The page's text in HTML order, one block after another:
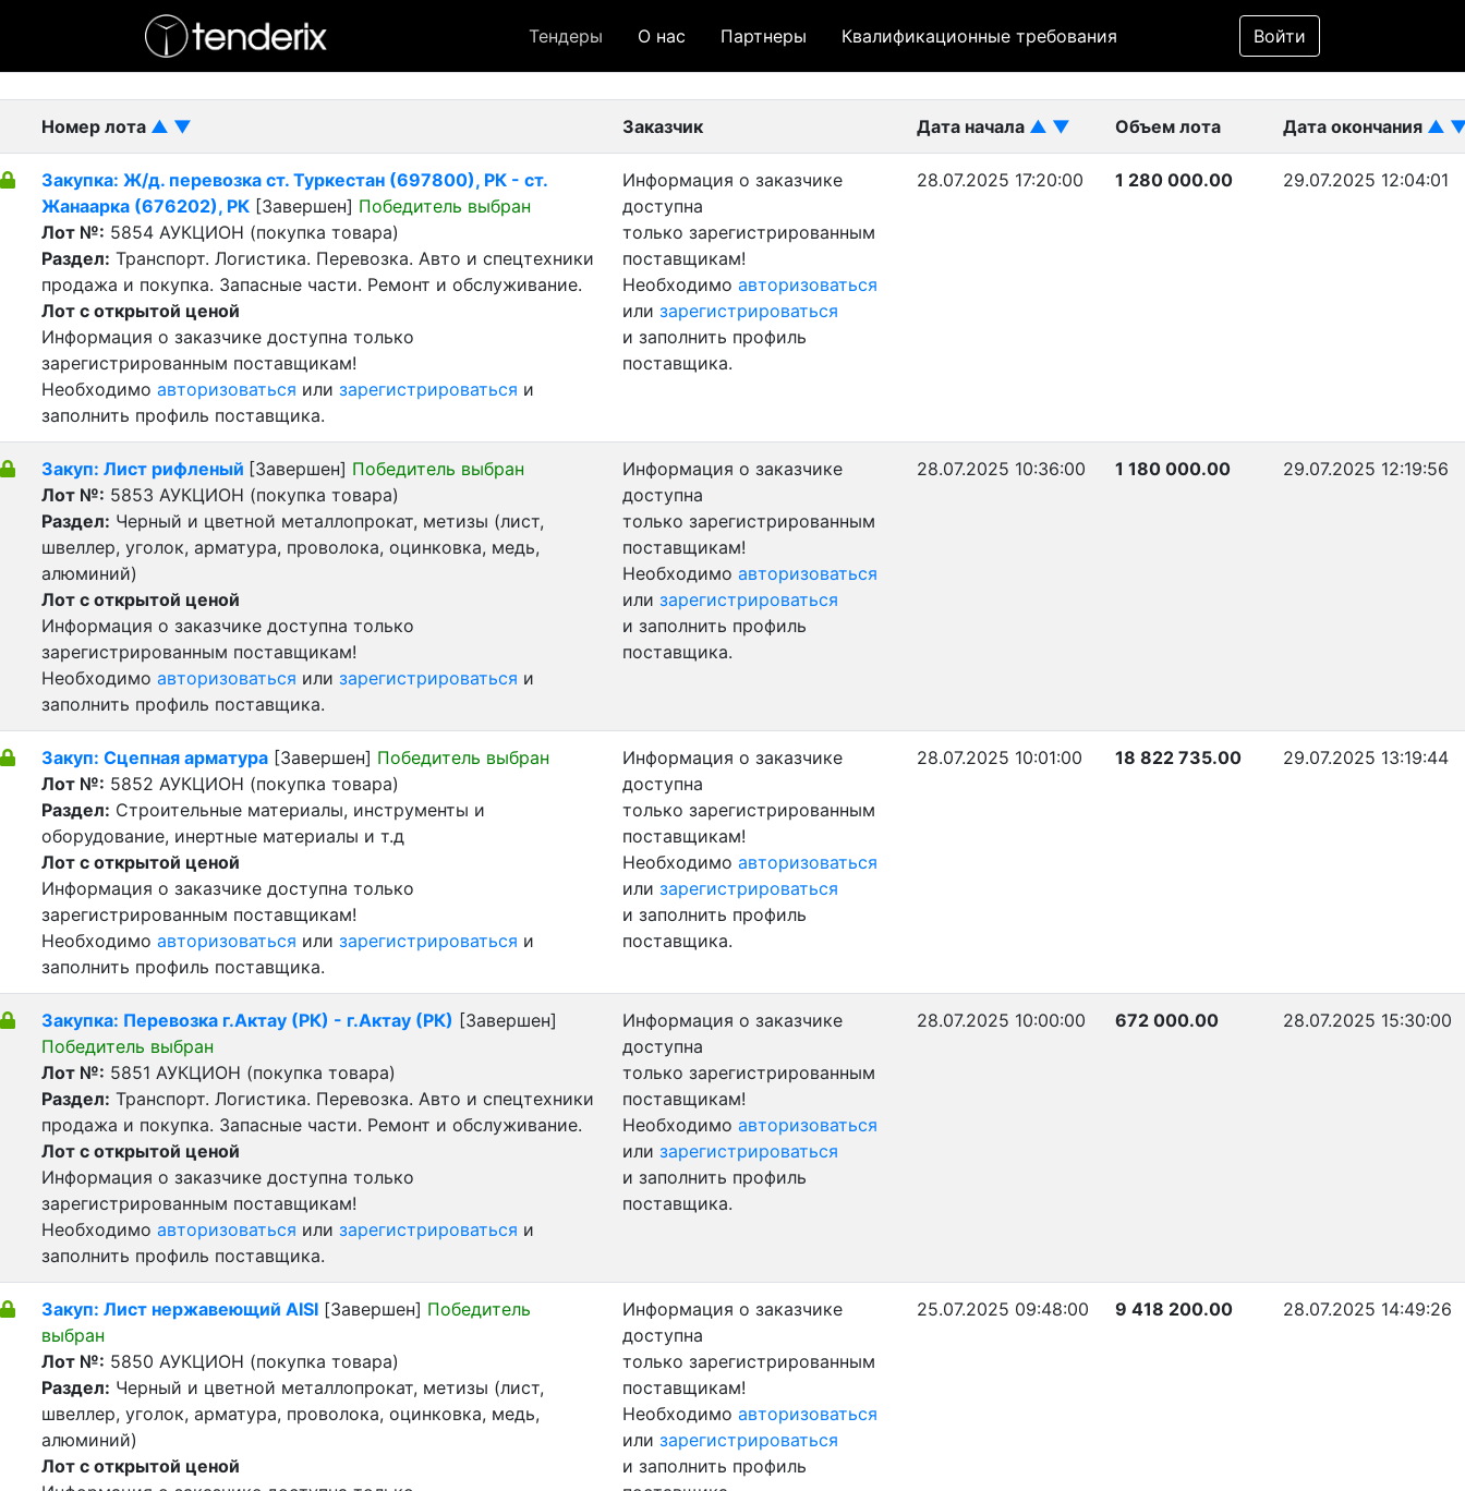
Тендеры О нас Партнеры Квалификационные требования Войти
Фильтр
- Завершенный лот
Номер лота ▲ ▼ Заказчик Дата начала ▲ ▼ Объем лота Дата окончания ▲
Закупка: Ж/д. перевозка ст. Туркестан (697800), РК - ст.
Жанаарка (676202), РК [Завершен] Победитель выбран
Лот №: 5854 АУКЦИОН (покупка товара)
Раздел: Транспорт. Логистика. Перевозка. Авто и спецтехники
продажа и покупка. Запасные части. Ремонт и обслуживание.
Лот с открытой ценой
Информация о заказчике доступна только
зарегистрированным поставщикам!
Необходимо авторизоваться или зарегистрироваться и
заполнить профиль поставщика.
Информация о заказчике
доступна
только зарегистрированным
поставщикам!
Необходимо авторизоваться
или зарегистрироваться
и заполнить профиль
поставщика.
28.07.2025 17:20:00 1 280 000.00 29.07.2025 12:04:01
Закуп: Лист рифленый [Завершен] Победитель выбран
Лот №: 5853 АУКЦИОН (покупка товара)
Раздел: Черный и цветной металлопрокат, метизы (лист,
швеллер, уголок, арматура, проволока, оцинковка, медь,
алюминий)
Лот с открытой ценой
Информация о заказчике доступна только
зарегистрированным поставщикам!
Необходимо авторизоваться или зарегистрироваться и
заполнить профиль поставщика.
Информация о заказчике
доступна
только зарегистрированным
поставщикам!
Необходимо авторизоваться
или зарегистрироваться
и заполнить профиль
поставщика.
28.07.2025 10:36:00 1 180 000.00 29.07.2025 12:19:56
Закуп: Сцепная арматура [Завершен] Победитель выбран
Лот №: 5852 АУКЦИОН (покупка товара)
Раздел: Строительные материалы, инструменты и
оборудование, инертные материалы и т.д
Лот с открытой ценой
Информация о заказчике доступна только
зарегистрированным поставщикам!
Необходимо авторизоваться или зарегистрироваться и
заполнить профиль поставщика.
Информация о заказчике
доступна
только зарегистрированным
поставщикам!
Необходимо авторизоваться
или зарегистрироваться
и заполнить профиль
поставщика.
28.07.2025 10:01:00 18 822 735.00 29.07.2025 13:19:44
Закупка: Перевозка г.Актау (РК) - г.Актау (РК) [Завершен]
Победитель выбран
Лот №: 5851 АУКЦИОН (покупка товара)
Раздел: Транспорт. Логистика. Перевозка. Авто и спецтехники
продажа и покупка. Запасные части. Ремонт и обслуживание.
Лот с открытой ценой
Информация о заказчике доступна только
зарегистрированным поставщикам!
Необходимо авторизоваться или зарегистрироваться и
заполнить профиль поставщика.
Информация о заказчике
доступна
только зарегистрированным
поставщикам!
Необходимо авторизоваться
или зарегистрироваться
и заполнить профиль
поставщика.
28.07.2025 10:00:00 672 000.00 28.07.2025 15:30:00
Закуп: Лист нержавеющий AISI [Завершен] Победитель
выбран
Лот №: 5850 АУКЦИОН (покупка товара)
Раздел: Черный и цветной металлопрокат, метизы (лист,
швеллер, уголок, арматура, проволока, оцинковка, медь,
алюминий)
Лот с открытой ценой
Информация о заказчике
доступна
только зарегистрированным
поставщикам!
Необходимо авторизоваться
или зарегистрироваться
и заполнить профиль
25.07.2025 09:48:00 9 418 200.00 28.07.2025 14:49:26